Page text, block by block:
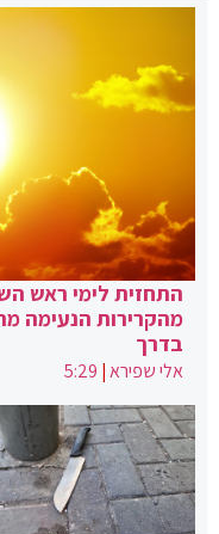
התחזית לימי ראש
מהקרירות הנעימה
בדרך
אלי שפירא|
5:29